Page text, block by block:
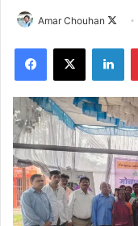
Amar Chouhan
Facebook
X